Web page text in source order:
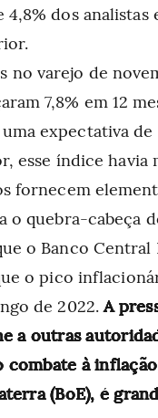
dos analistas
no varejo de
7,8% em 12
expectativa de
esse índice havia
fornecem
o quebra-cabeça
o Banco Central
o pico
de 2022.A
a outras
combate à
(BoE), é